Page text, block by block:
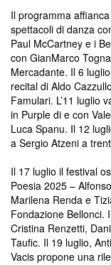
Il programma
spettacoli di danza
Paul McCartney e i
con GianMarco
Mercadante. Il 6
recital di Aldo
Famulari. L’11 luglio
in Purple di e con
Luca Spanu. Il 12
a Sergio Atzeni a
Il 17 luglio il festival
Poesia 2025 –
Marilena Renda e
Fondazione Bellonci.
Cristina Renzetti,
Taufic. Il 19 luglio,
Vacis propone una